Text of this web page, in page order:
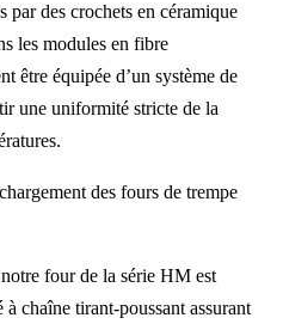
des crochets en céramique
les modules en fibre
être équipée d’un système de
une uniformité stricte de la
des fours de trempe
four de la série HM est
chaîne tirant-poussant assurant